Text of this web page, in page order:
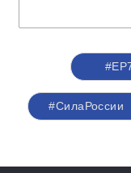
#СилаРоссии